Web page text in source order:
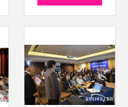
及软件开发技术新
篇章